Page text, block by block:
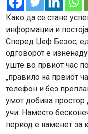
Како да се стане
информации и
Според Џеф Безос,
одговорот е
уште во првиот час
„правило на првиот
телефон и без
умот добива простор
учи. Наместо
период е наменет за